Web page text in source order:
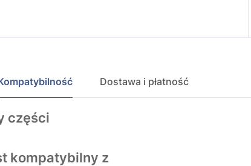
Dostawa i płatność
części
kompatybilny z